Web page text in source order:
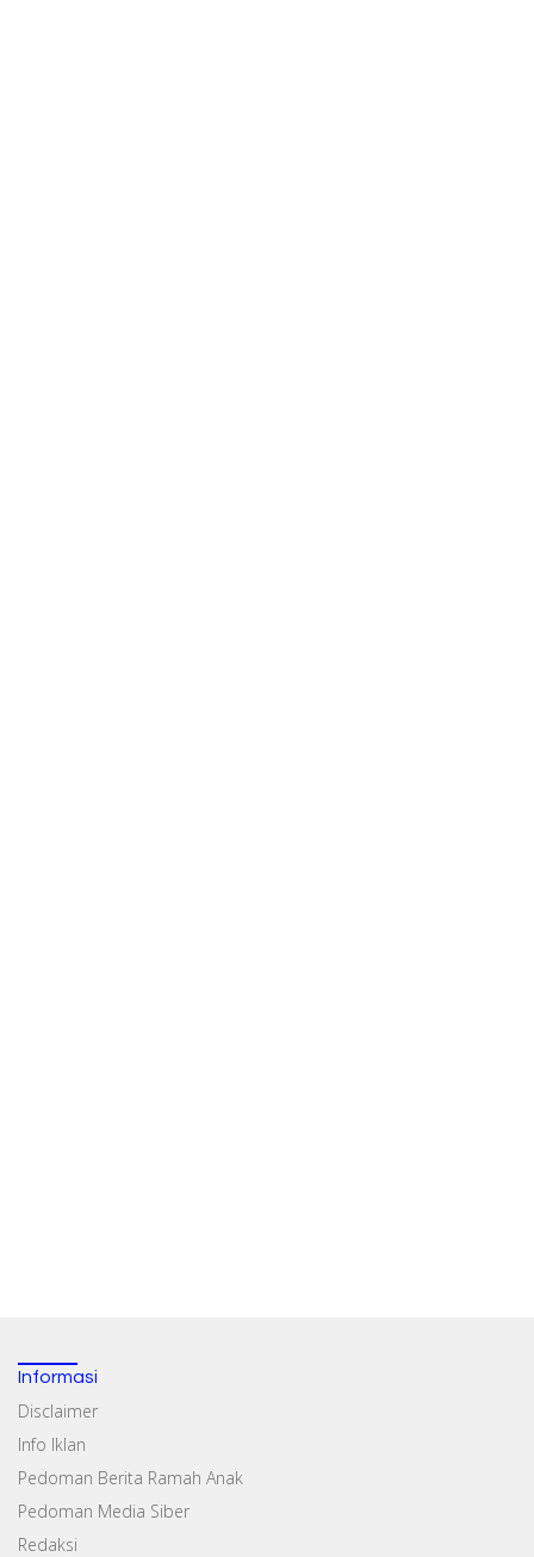
Informasi
Disclaimer
Info Iklan
Pedoman Berita Ramah Anak
Pedoman Media Siber
Redaksi